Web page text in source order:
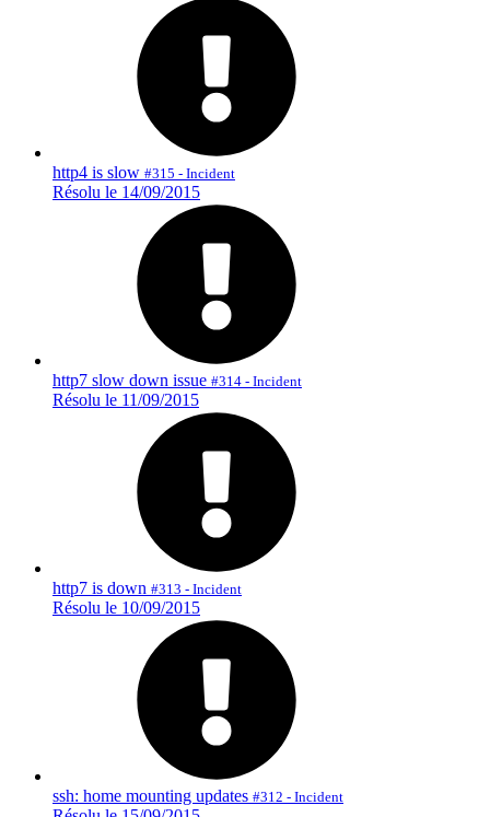
http4 is slow #315 - Incident
Résolu le 14/09/2015
http7 slow down issue #314 - Incident
Résolu le 11/09/2015
http7 is down #313 - Incident
Résolu le 10/09/2015
ssh: home mounting updates #312 - Incident